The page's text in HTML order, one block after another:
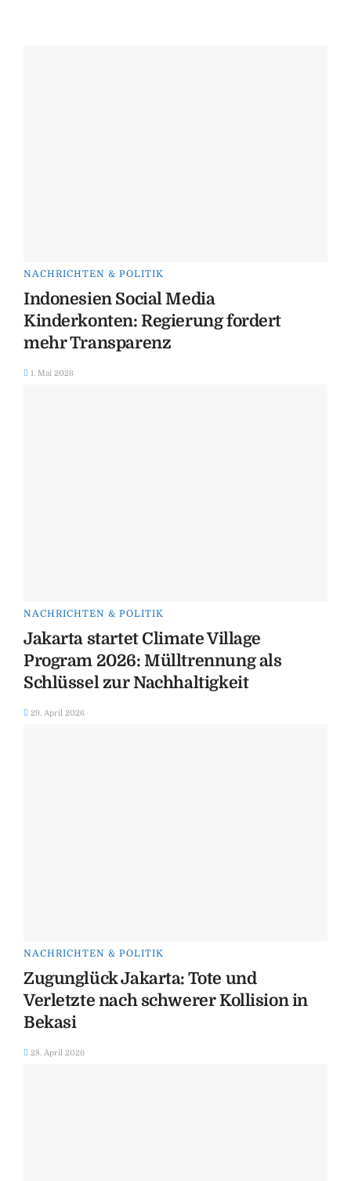
NACHRICHTEN & POLITIK
Indonesien Social Media
Kinderkonten: Regierung fordert
mehr Transparenz
1. Mai 2026
NACHRICHTEN & POLITIK
Jakarta startet Climate Village
Program 2026: Mülltrennung als
Schlüssel zur Nachhaltigkeit
29. April 2026
NACHRICHTEN & POLITIK
Zugunglück Jakarta: Tote und
Verletzte nach schwerer Kollision in
Bekasi
28. April 2026